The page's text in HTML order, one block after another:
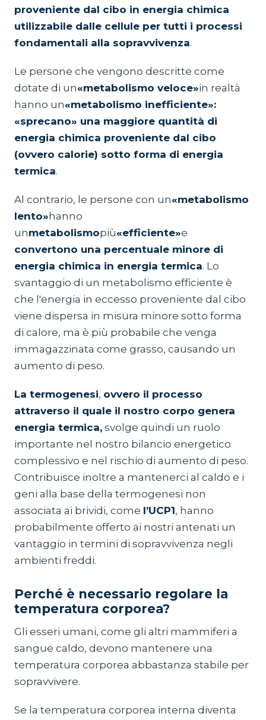
proveniente dal cibo in energia chimica
utilizzabile dalle cellule per tutti i processi
fondamentali alla sopravvivenza.
Le persone che vengono descritte come
dotate di un«metabolismo veloce»in realtà
hanno un«metabolismo inefficiente»:
«sprecano» una maggiore quantità di
energia chimica proveniente dal cibo
(ovvero calorie) sotto forma di energia
termica.
Al contrario, le persone con un«metabolismo
lento» hanno
unmetabolismopiù«efficiente»e
convertono una percentuale minore di
energia chimica in energia termica. Lo
svantaggio di un metabolismo efficiente è
che l'energia in eccesso proveniente dal cibo
viene dispersa in misura minore sotto forma
di calore, ma è più probabile che venga
immagazzinata come grasso, causando un
aumento di peso.
La termogenesi, ovvero il processo
attraverso il quale il nostro corpo genera
energia termica, svolge quindi un ruolo
importante nel nostro bilancio energetico
complessivo e nel rischio di aumento di peso.
Contribuisce inoltre a mantenerci al caldo e i
geni alla base della termogenesi non
associata ai brividi, come l’UCP1, hanno
probabilmente offerto ai nostri antenati un
vantaggio in termini di sopravvivenza negli
ambienti freddi.
Perché è necessario regolare la
temperatura corporea?
Gli esseri umani, come gli altri mammiferi a
sangue caldo, devono mantenere una
temperatura corporea abbastanza stabile per
sopravvivere.
Se la temperatura corporea interna diventa